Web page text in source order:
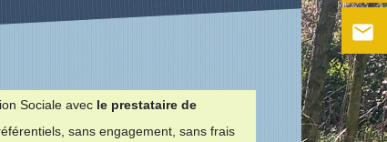
Sociale avec le prestataire de
sans engagement, sans frais
email